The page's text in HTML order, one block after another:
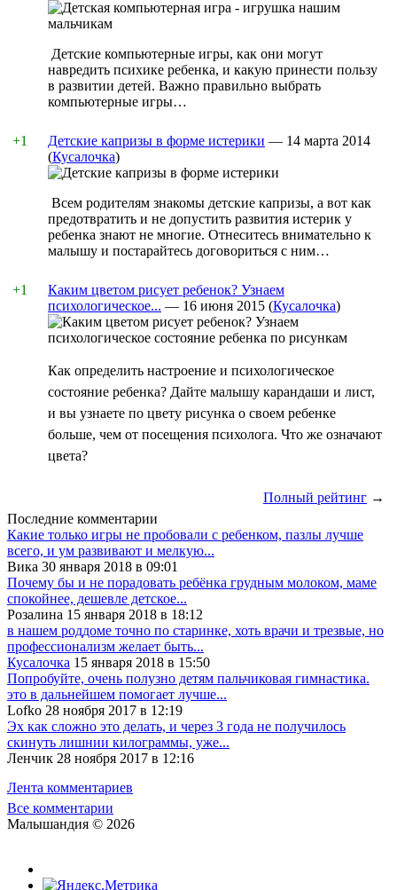
Детские компьютерные игры, как они могут
навредить психике ребенка, и какую принести пользу
в развитии детей. Важно правильно выбрать
компьютерные игры…
+1 Детские капризы в форме истерики — 14 марта 2014
(Кусалочка)
Всем родителям знакомы детские капризы, а вот как
предотвратить и не допустить развития истерик у
ребенка знают не многие. Отнеситесь внимательно к
малышу и постарайтесь договориться с ним…
+1
Каким цветом рисует ребенок? Узнаем
психологическое... — 16 июня 2015 (Кусалочка)
Как определить настроение и психологическое
состояние ребенка? Дайте малышу карандаши и лист,
и вы узнаете по цвету рисунка о своем ребенке
больше, чем от посещения психолога. Что же означают
цвета?
Полный рейтинг →
Последние комментарии
Какие только игры не пробовали с ребенком, пазлы лучше
всего, и ум развивают и мелкую...
Вика 30 января 2018 в 09:01
Почему бы и не порадовать ребёнка грудным молоком, маме
спокойнее, дешевле детское...
Розалина 15 января 2018 в 18:12
в нашем роддоме точно по старинке, хоть врачи и трезвые, но
профессионализм желает быть...
Кусалочка 15 января 2018 в 15:50
Попробуйте, очень полузно детям пальчиковая гимнастика.
это в дальнейшем помогает лучше...
Lofko 28 ноября 2017 в 12:19
Эх как сложно это делать, и через 3 года не получилось
скинуть лишнии килограммы, уже...
Ленчик 28 ноября 2017 в 12:16
Лента комментариев
Все комментарии
Малышандия © 2026